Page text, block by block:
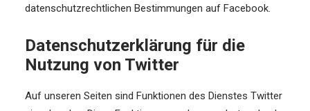
datenschutzrechtlichen Bestimmungen auf Facebook.
Datenschutzerklärung für die
Nutzung von Twitter
Auf unseren Seiten sind Funktionen des Dienstes Twitter